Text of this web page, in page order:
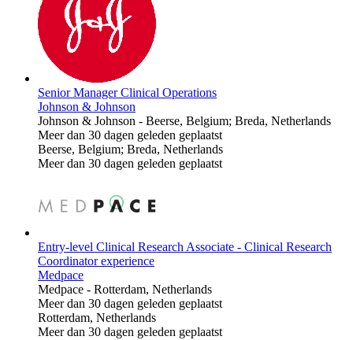
Senior Manager Clinical Operations
Johnson & Johnson
Johnson & Johnson - Beerse, Belgium; Breda, Netherlands
Meer dan 30 dagen geleden geplaatst
Beerse, Belgium; Breda, Netherlands
Meer dan 30 dagen geleden geplaatst
Entry-level Clinical Research Associate - Clinical Research
Coordinator experience
Medpace
Medpace - Rotterdam, Netherlands
Meer dan 30 dagen geleden geplaatst
Rotterdam, Netherlands
Meer dan 30 dagen geleden geplaatst